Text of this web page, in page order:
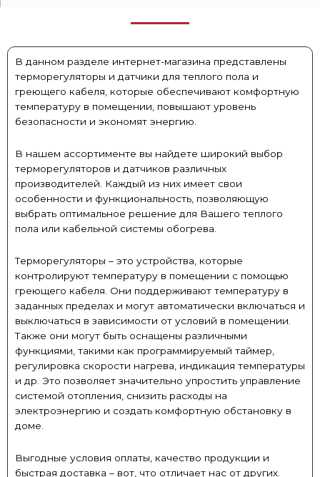
В данном разделе интернет-магазина представлены
терморегуляторы и датчики для теплого пола и
греющего кабеля, которые обеспечивают комфортную
температуру в помещении, повышают уровень
безопасности и экономят энергию.
В нашем ассортименте вы найдете широкий выбор
терморегуляторов и датчиков различных
производителей. Каждый из них имеет свои
особенности и функциональность, позволяющую
выбрать оптимальное решение для Вашего теплого
пола или кабельной системы обогрева.
Терморегуляторы – это устройства, которые
контролируют температуру в помещении с помощью
греющего кабеля. Они поддерживают температуру в
заданных пределах и могут автоматически включаться и
выключаться в зависимости от условий в помещении.
Также они могут быть оснащены различными
функциями, такими как программируемый таймер,
регулировка скорости нагрева, индикация температуры
и др. Это позволяет значительно упростить управление
системой отопления, снизить расходы на
электроэнергию и создать комфортную обстановку в
доме.
Выгодные условия оплаты, качество продукции и
быстрая доставка – вот, что отличает нас от других.